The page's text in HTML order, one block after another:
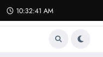
10:32:42 AM